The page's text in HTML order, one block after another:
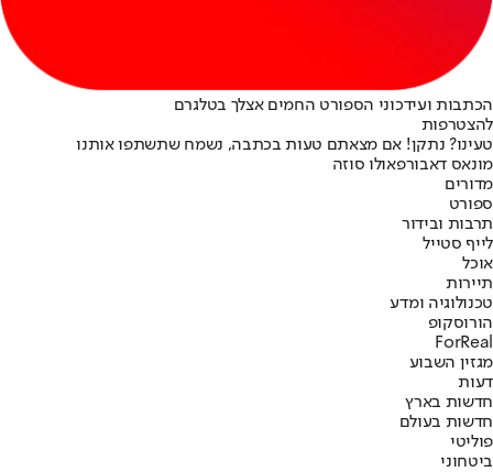
הכתבות ועידכוני הספורט החמים אצלך בטלגרם
להצטרפות
טעינו? נתקן! אם מצאתם טעות בכתבה, נשמח שתשתפו אותנו
מונאס דאבורפאולו סוזה
מדורים
ספורט
תרבות ובידור
לייף סטייל
אוכל
תיירות
טכנולוגיה ומדע
הורוסקופ
ForReal
מגזין השבוע
דעות
חדשות בארץ
חדשות בעולם
פוליטי
ביטחוני